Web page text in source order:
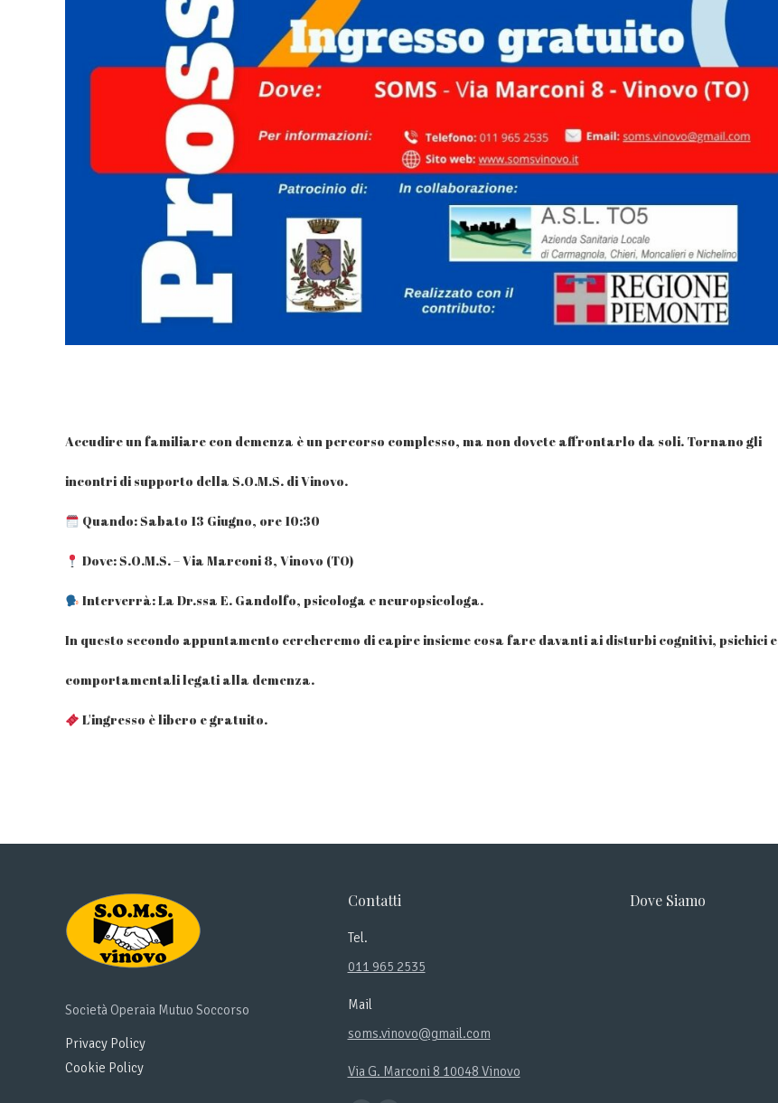
Accudire un familiare con demenza è un percorso complesso, ma non dovete affrontarlo da soli. Tornano gli
incontri di supporto della S.O.M.S. di Vinovo.
Quando: Sabato 13 Giugno, ore 10:30
Dove: S.O.M.S. – Via Marconi 8, Vinovo (TO)
Interverrà: La Dr.ssa E. Gandolfo, psicologa e neuropsicologa.
In questo secondo appuntamento cercheremo di capire insieme cosa fare davanti ai disturbi cognitivi, psichici e
comportamentali legati alla demenza.
L'ingresso è libero e gratuito.
Società Operaia Mutuo Soccorso
Privacy Policy
Cookie Policy
Contatti
Tel.
011 965 2535
Mail
soms.vinovo@gmail.com
Via G. Marconi 8 10048 Vinovo
Dove Siamo